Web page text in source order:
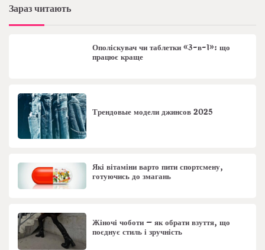
Зараз читають
Ополіскувач чи таблетки «3-в-1»: що
працює краще
Трендовые модели джинсов 2025
Які вітаміни варто пити спортсмену,
готуючись до змагань
Жіночі чоботи – як обрати взуття, що
поєднує стиль і зручність